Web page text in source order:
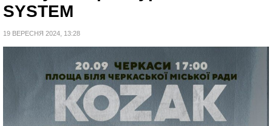
SYSTEM
19 ВЕРЕСНЯ 2024, 13:28